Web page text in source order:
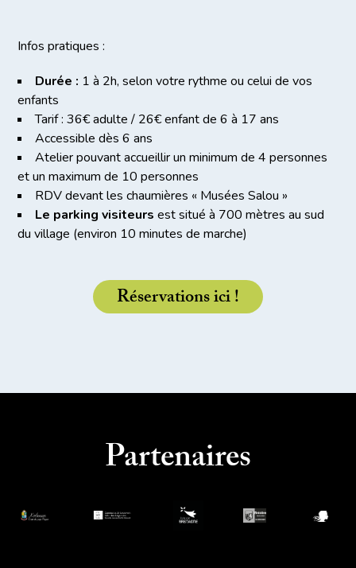
Infos pratiques :
Durée : 1 à 2h, selon votre rythme ou celui de vos
enfants
Tarif : 36€ adulte / 26€ enfant de 6 à 17 ans
Accessible dès 6 ans
Atelier pouvant accueillir un minimum de 4 personnes
et un maximum de 10 personnes
RDV devant les chaumières « Musées Salou »
Le parking visiteurs est situé à 700 mètres au sud
du village (environ 10 minutes de marche)
Réservations ici !
Partenaires